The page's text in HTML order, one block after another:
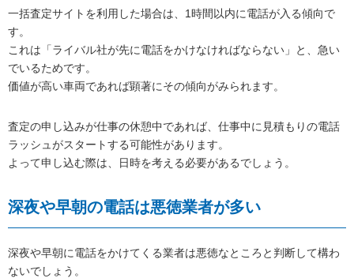
一括査定サイトを利用した場合は、1時間以内に電話が入る傾向で
す。
これは「ライバル社が先に電話をかけなければならない」と、急い
でいるためです。
価値が高い車両であれば顕著にその傾向がみられます。
査定の申し込みが仕事の休憩中であれば、仕事中に見積もりの電話
ラッシュがスタートする可能性があります。
よって申し込む際は、日時を考える必要があるでしょう。
深夜や早朝の電話は悪徳業者が多い
深夜や早朝に電話をかけてくる業者は悪徳なところと判断して構わ
ないでしょう。